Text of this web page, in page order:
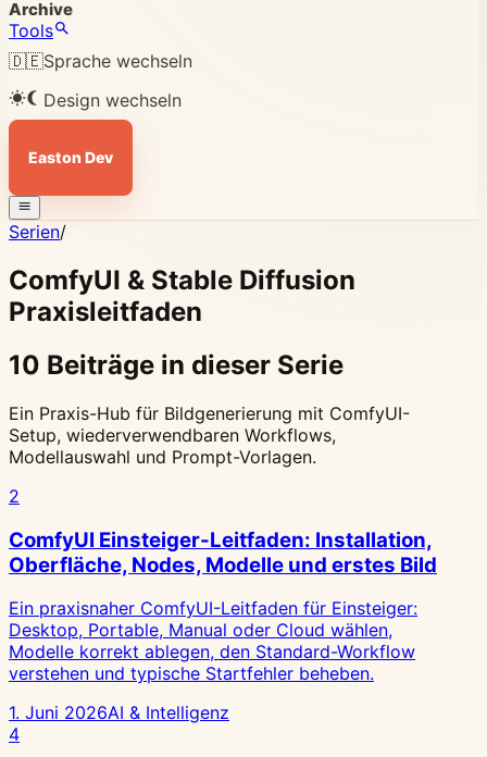
Archive
Tools
🇩🇪Sprache wechseln
Design wechseln
Easton Dev
Serien/
ComfyUI & Stable Diffusion
Praxisleitfaden
10 Beiträge in dieser Serie
Ein Praxis-Hub für Bildgenerierung mit ComfyUI-
Setup, wiederverwendbaren Workflows,
Modellauswahl und Prompt-Vorlagen.
2
ComfyUI Einsteiger-Leitfaden: Installation,
Oberfläche, Nodes, Modelle und erstes Bild
Ein praxisnaher ComfyUI-Leitfaden für Einsteiger:
Desktop, Portable, Manual oder Cloud wählen,
Modelle korrekt ablegen, den Standard-Workflow
verstehen und typische Startfehler beheben.
1. Juni 2026AI & Intelligenz
4